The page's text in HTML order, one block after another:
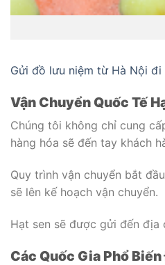
Gửi đồ lưu niệm từ Hà Nội đi
Vận Chuyển Quốc Tế
Chúng tôi không chỉ cung
hàng hóa sẽ đến tay khách
Quy trình vận chuyển bắt
sẽ lên kế hoạch vận chuyển.
Hạt sen sẽ được gửi đến địa
Các Quốc Gia Phổ